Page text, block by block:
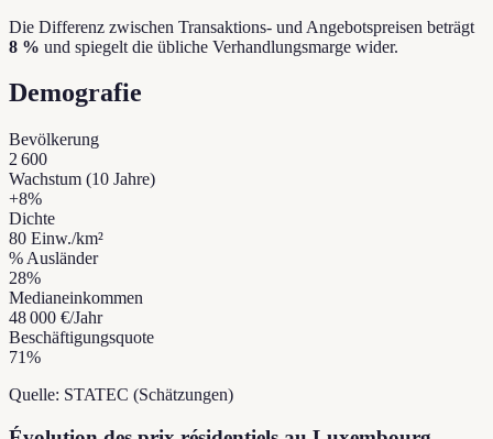
Die Differenz zwischen Transaktions- und Angebotspreisen beträgt
8 % und spiegelt die übliche Verhandlungsmarge wider.
Demografie
Bevölkerung
2 600
Wachstum (10 Jahre)
+8%
Dichte
80 Einw./km²
% Ausländer
28%
Medianeinkommen
48 000 €/Jahr
Beschäftigungsquote
71%
Quelle: STATEC (Schätzungen)